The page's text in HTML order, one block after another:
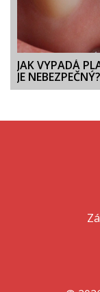
JAK VYPADÁ
JE NEBEZPEČNÝ?